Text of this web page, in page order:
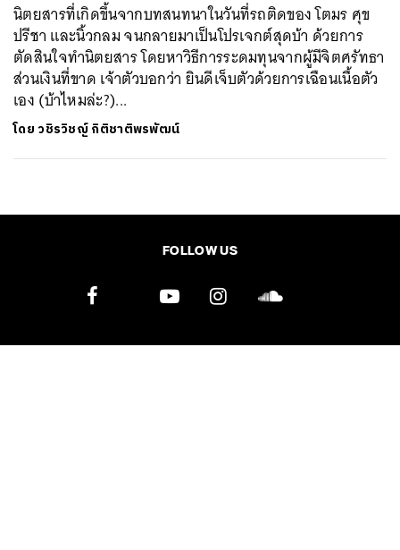
นิตยสารที่เกิดขึ้นจากบทสนทนาในวันที่รถติดของ โตมร ศุข
ปรีชา และนิ้วกลม จนกลายมาเป็นโปรเจกต์สุดบ้า ด้วยการ
ตัดสินใจทำนิตยสาร โดยหาวิธีการระดมทุนจากผู้มีจิตศรัทธา
ส่วนเงินที่ขาด เจ้าตัวบอกว่า ยินดีเจ็บตัวด้วยการเฉือนเนื้อตัว
เอง (บ้าไหมล่ะ?)...
โดยวชิรวิชญ์ กิติชาติพรพัฒน์
FOLLOW US